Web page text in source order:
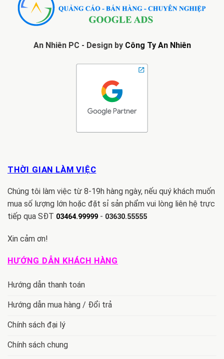
An Nhiên PC - Design by Công Ty An Nhiên
THỜI GIAN LÀM VIỆC
Chúng tôi làm việc từ 8-19h hàng ngày, nếu quý khách muốn
mua số lượng lớn hoặc đặt sỉ sản phẩm vui lòng liên hệ trực
tiếp qua SĐT 03464.99999 - 03630.55555
Xin cảm ơn!
HƯỚNG DẪN KHÁCH HÀNG
Hướng dẫn thanh toán
Hướng dẫn mua hàng / Đổi trả
Chính sách đại lý
Chính sách chung